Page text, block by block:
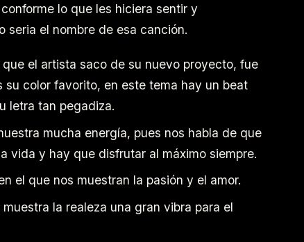
lo que les hiciera sentir y
seria el nombre de esa canción.
el artista saco de su nuevo proyecto, fue
su color favorito, en este tema hay un beat
letra tan pegadiza.
mucha energía, pues nos habla de que
vida y hay que disfrutar al máximo siempre.
el que nos muestran la pasión y el amor.
la realeza una gran vibra para el